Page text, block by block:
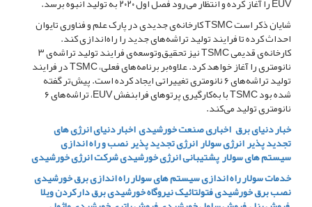
شایان ذکر است TSMC کارخانه‌ی جدیدی در پارک علم و فناوری تایوان
احداث کرده تا فرایند تولید تراشه‌های جدید را راه‌اندازی کند.
کارخانه‌ی قدیمی TSMC نیز تحقیق‌‌‌و‌تو‌سعه‌ی فرایند تولید تراشه‌ی ۳
نانومتری را آغاز خواهد کرد. علاوه‌بر برنامه‌های فعلی، TSMC در فرایند
تولید تراشه‌های ۶ نانومتری تغییراتی ایجاد کرده است. پیش‌تر گفته
شده بود TSMC با به‌کارگیری پرتوهای فرابنفش EUV، تراشه‌های ۶
نانومتری تولید می‌کند.
خبار دنیای برق اخباری صنعت خورشیدیاخبار دنیای انرژی های
تجدید پذیرانرژی سولارانرژی تجدید پذیرنصب و راه اندازی
سیستم های سولارپشتیبانی انرژی خورشیدیشرکت انرژی خورشیدی
خدمات سولارراه اندازی سیستم های سولارراه اندازی برق خورشیدی
نصب برق خورشیدیفتولتائیکنیروگاه خورشیدیبرق دار کردن ویلا